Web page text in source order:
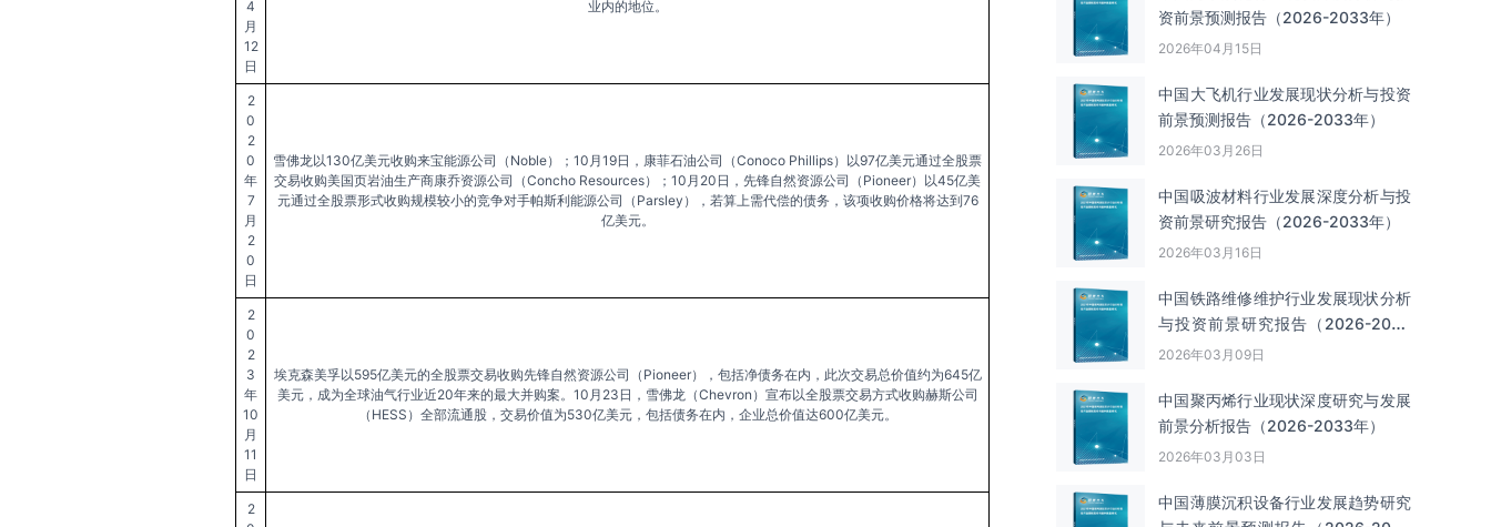
4
月
12
日
业内的地位。
2
0
2
0
年
7
月
2
0
日
雪佛龙以130亿美元收购来宝能源公司（Noble）；10月19日，康菲石油公司（Conoco Phillips）以97亿美元通过全股票
交易收购美国页岩油生产商康乔资源公司（Concho Resources）；10月20日，先锋自然资源公司（Pioneer）以45亿美
元通过全股票形式收购规模较小的竞争对手帕斯利能源公司（Parsley），若算上需代偿的债务，该项收购价格将达到76
亿美元。
2
0
2
3
年
10
月
11
日
埃克森美孚以595亿美元的全股票交易收购先锋自然资源公司（Pioneer），包括净债务在内，此次交易总价值约为645亿
美元，成为全球油气行业近20年来的最大并购案。10月23日，雪佛龙（Chevron）宣布以全股票交易方式收购赫斯公司
（HESS）全部流通股，交易价值为530亿美元，包括债务在内，企业总价值达600亿美元。
2
资前景预测报告（2026-2033年）
2026年04月15日
中国大飞机行业发展现状分析与投资
前景预测报告（2026-2033年）
2026年03月26日
中国吸波材料行业发展深度分析与投
资前景研究报告（2026-2033年）
2026年03月16日
中国铁路维修维护行业发展现状分析
与投资前景研究报告（2026-2033
年）
2026年03月09日
中国聚丙烯行业现状深度研究与发展
前景分析报告（2026-2033年）
2026年03月03日
中国薄膜沉积设备行业发展趋势研究